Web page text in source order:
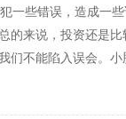
一些错误，造成一
的来说，投资还是
们不能陷入误会。